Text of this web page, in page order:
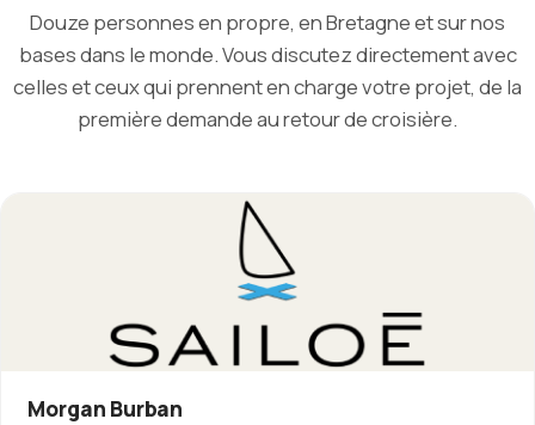
Douze personnes en propre, en Bretagne et sur nos
bases dans le monde. Vous discutez directement avec
celles et ceux qui prennent en charge votre projet, de la
première demande au retour de croisière.
Morgan Burban